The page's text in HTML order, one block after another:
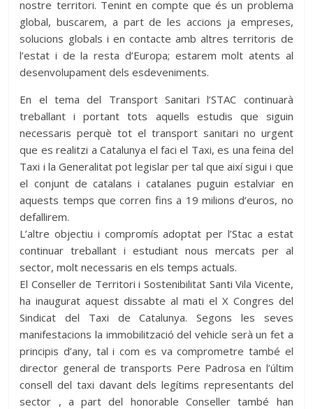
nostre territori. Tenint en compte que és un problema
global, buscarem, a part de les accions ja empreses,
solucions globals i en contacte amb altres territoris de
l’estat i de la resta d’Europa; estarem molt atents al
desenvolupament dels esdeveniments.
En el tema del Transport Sanitari l’STAC continuarà
treballant i portant tots aquells estudis que siguin
necessaris perquè tot el transport sanitari no urgent
que es realitzi a Catalunya el faci el Taxi, es una feina del
Taxi i la Generalitat pot legislar per tal que així sigui i que
el conjunt de catalans i catalanes puguin estalviar en
aquests temps que corren fins a 19 milions d’euros, no
defallirem.
L’altre objectiu i compromís adoptat per l’Stac a estat
continuar treballant i estudiant nous mercats per al
sector, molt necessaris en els temps actuals.
El Conseller de Territori i Sostenibilitat Santi Vila Vicente,
ha inaugurat aquest dissabte al mati el X Congres del
Sindicat del Taxi de Catalunya. Segons les seves
manifestacions la immobilització del vehicle serà un fet a
principis d’any, tal i com es va comprometre també el
director general de transports Pere Padrosa en l’últim
consell del taxi davant dels legítims representants del
sector , a part del honorable Conseller també han